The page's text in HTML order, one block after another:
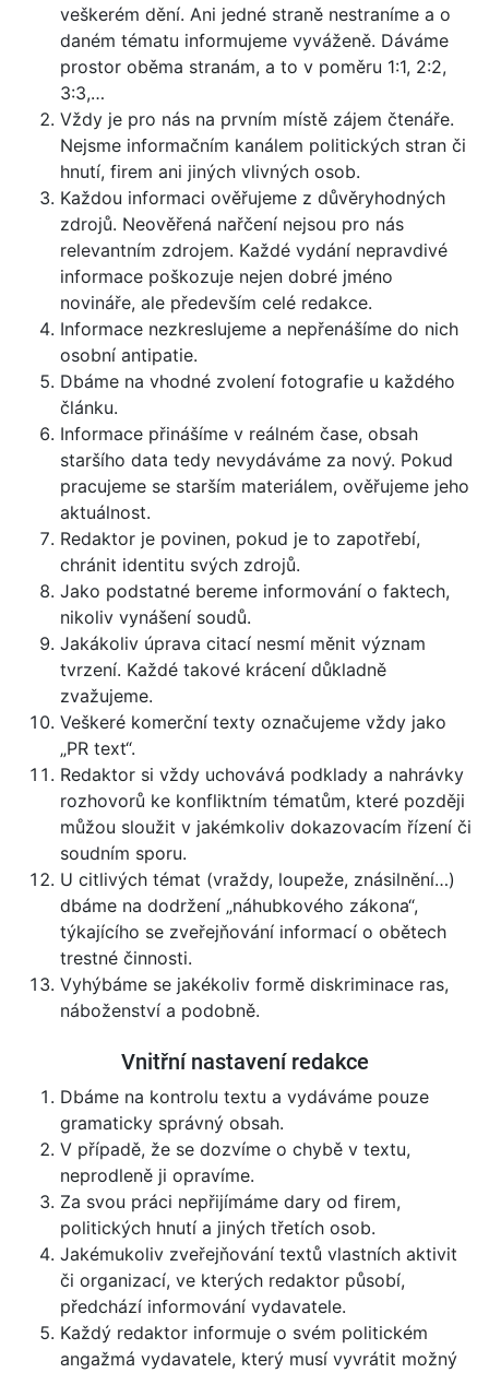
veškerém dění. Ani jedné straně nestraníme a o
daném tématu informujeme vyváženě. Dáváme
prostor oběma stranám, a to v poměru 1:1, 2:2,
3:3,…
Vždy je pro nás na prvním místě zájem čtenáře.
Nejsme informačním kanálem politických stran či
hnutí, firem ani jiných vlivných osob.
Každou informaci ověřujeme z důvěryhodných
zdrojů. Neověřená nařčení nejsou pro nás
relevantním zdrojem. Každé vydání nepravdivé
informace poškozuje nejen dobré jméno
novináře, ale především celé redakce.
Informace nezkreslujeme a nepřenášíme do nich
osobní antipatie.
Dbáme na vhodné zvolení fotografie u každého
článku.
Informace přinášíme v reálném čase, obsah
staršího data tedy nevydáváme za nový. Pokud
pracujeme se starším materiálem, ověřujeme jeho
aktuálnost.
Redaktor je povinen, pokud je to zapotřebí,
chránit identitu svých zdrojů.
Jako podstatné bereme informování o faktech,
nikoliv vynášení soudů.
Jakákoliv úprava citací nesmí měnit význam
tvrzení. Každé takové krácení důkladně
zvažujeme.
Veškeré komerční texty označujeme vždy jako
„PR text“.
Redaktor si vždy uchovává podklady a nahrávky
rozhovorů ke konfliktním tématům, které později
můžou sloužit v jakémkoliv dokazovacím řízení či
soudním sporu.
U citlivých témat (vraždy, loupeže, znásilnění…)
dbáme na dodržení „náhubkového zákona“,
týkajícího se zveřejňování informací o obětech
trestné činnosti.
Vyhýbáme se jakékoliv formě diskriminace ras,
náboženství a podobně.
Vnitřní nastavení redakce
Dbáme na kontrolu textu a vydáváme pouze
gramaticky správný obsah.
V případě, že se dozvíme o chybě v textu,
neprodleně ji opravíme.
Za svou práci nepřijímáme dary od firem,
politických hnutí a jiných třetích osob.
Jakémukoliv zveřejňování textů vlastních aktivit
či organizací, ve kterých redaktor působí,
předchází informování vydavatele.
Každý redaktor informuje o svém politickém
angažmá vydavatele, který musí vyvrátit možný